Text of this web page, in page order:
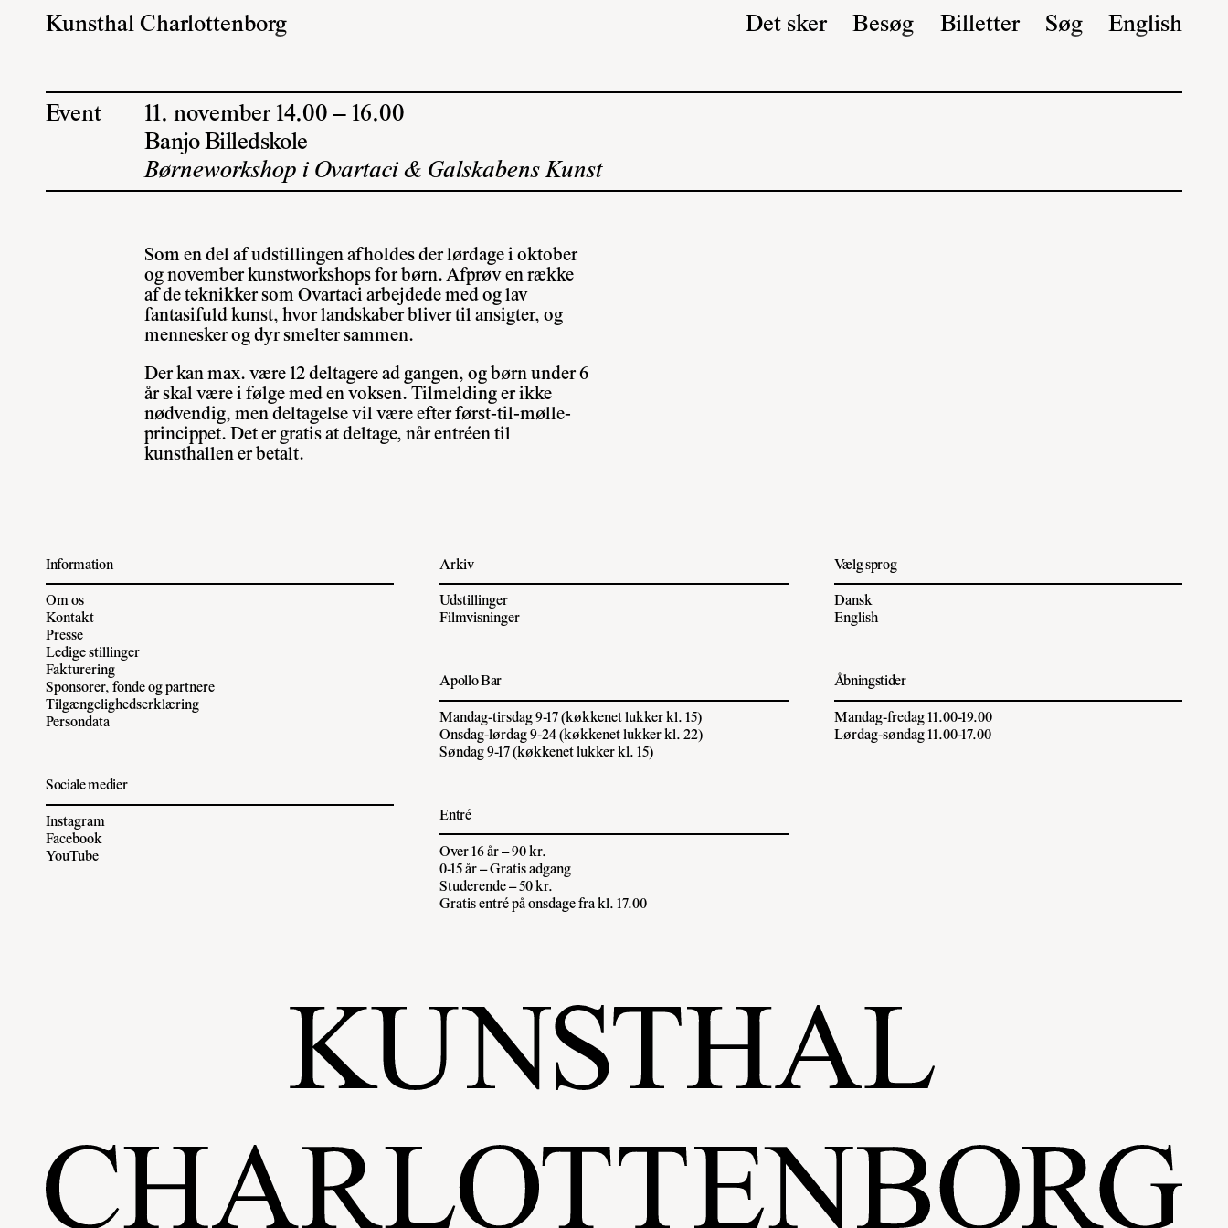
Kunsthal Charlottenborg Det sker Besøg Billetter Søg English
Event
11. november 14.00 – 16.00
Banjo Billedskole
Børneworkshop i Ovartaci & Galskabens Kunst
Som en del af udstillingen afholdes der lørdage i oktober
og november kunstworkshops for børn. Afprøv en række
af de teknikker som Ovartaci arbejdede med og lav
fantasifuld kunst, hvor landskaber bliver til ansigter, og
mennesker og dyr smelter sammen.
Der kan max. være 12 deltagere ad gangen, og børn under 6
år skal være i følge med en voksen. Tilmelding er ikke
nødvendig, men deltagelse vil være efter først-til-mølle-
princippet. Det er gratis at deltage, når entréen til
kunsthallen er betalt.
Information
Om os
Kontakt
Presse
Ledige stillinger
Fakturering
Sponsorer, fonde og partnere
Tilgængelighedserklæring
Persondata
Sociale medier
Instagram
Facebook
YouTube
Arkiv
Udstillinger
Filmvisninger
Apollo Bar
Mandag-tirsdag 9-17 (køkkenet lukker kl. 15)
Onsdag-lørdag 9-24 (køkkenet lukker kl. 22)
Søndag 9-17 (køkkenet lukker kl. 15)
Entré
Over 16 år – 90 kr.
0-15 år – Gratis adgang
Studerende – 50 kr.
Gratis entré på onsdage fra kl. 17.00
Vælg sprog
Dansk
English
Åbningstider
Mandag-fredag 11.00-19.00
Lørdag-søndag 11.00-17.00